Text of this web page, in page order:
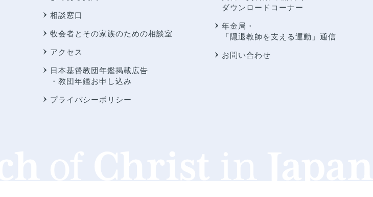
相談窓口
牧会者とその家族のための相談室
アクセス
日本基督教団年鑑掲載広告
・教団年鑑お申し込み
プライバシーポリシー
ダウンロードコーナー
年金局・
「隠退教師を支える運動」通信
お問い合わせ